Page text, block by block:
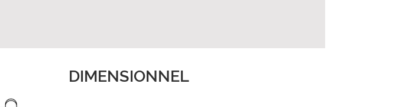
DIMENSIONNEL